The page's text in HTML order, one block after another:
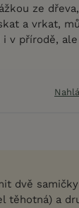
ze
a vrkat,
v přírodě, ale
dvě
těhotná) a